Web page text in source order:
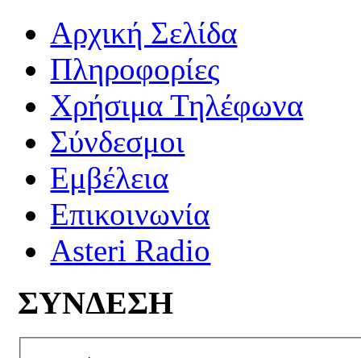
Αρχική Σελίδα
Πληροφορίες
Χρήσιμα Τηλέφωνα
Σύνδεσμοι
Εμβέλεια
Επικοινωνία
Asteri Radio
ΣΥΝΔΕΣΗ